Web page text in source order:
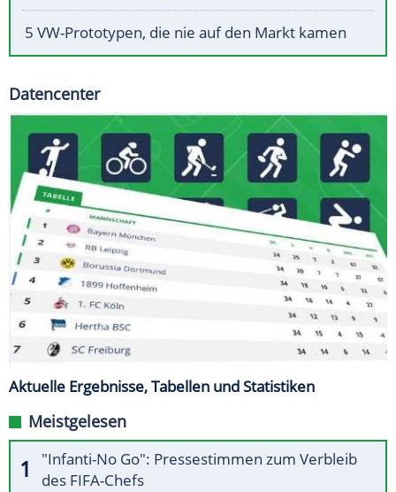
5 VW-Prototypen, die nie auf den Markt kamen
Datencenter
Aktuelle Ergebnisse, Tabellen und Statistiken
Meistgelesen
"Infanti-No Go": Pressestimmen zum Verbleib
des FIFA-Chefs